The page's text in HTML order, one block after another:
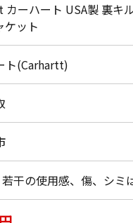
カーハート USA製 裏キ
ケット
ト(Carhartt)
干の使用感、傷、シミ